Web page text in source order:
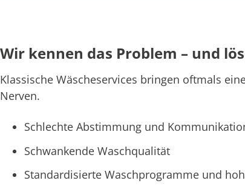
Wir kennen das Problem – und
Klassische Wäscheservices bringen oftmals
Nerven.
Schlechte Abstimmung und
Schwankende Waschqualität
Standardisierte Waschprogramme und